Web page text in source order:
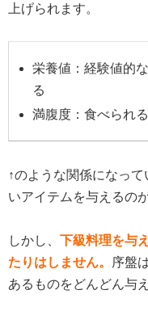
上げられます。
栄養値：経験値的
る
満腹度：食べられ
↑のような関係になっ
いアイテムを与えるの
しかし、 下級料理を与
たりはしません。
序盤
あるものをどんどん与